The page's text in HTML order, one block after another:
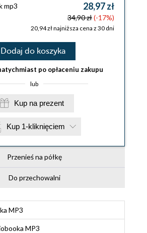
mp3 28,97 zł
34,90 zł(-17%)
20,94 zł najniższa cena z 30 dni
Dodaj do koszyka
po opłaceniu zakupu
lub
Kup na prezent
Kup 1-kliknięciem
Przenieś na półkę
Do przechowalni
MP3
MP3